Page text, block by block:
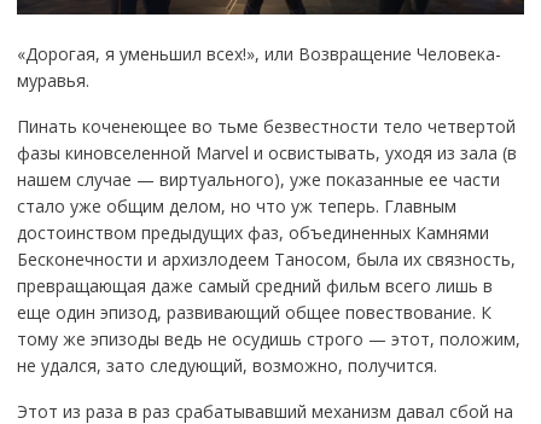
«Дорогая, я уменьшил всех!», или Возвращение Человека-
муравья.
Пинать коченеющее во тьме безвестности тело четвертой
фазы киновселенной Marvel и освистывать, уходя из зала (в
нашем случае — виртуального), уже показанные ее части
стало уже общим делом, но что уж теперь. Главным
достоинством предыдущих фаз, объединенных Камнями
Бесконечности и архизлодеем Таносом, была их связность,
превращающая даже самый средний фильм всего лишь в
еще один эпизод, развивающий общее повествование. К
тому же эпизоды ведь не осудишь строго — этот, положим,
не удался, зато следующий, возможно, получится.
Этот из раза в раз срабатывавший механизм давал сбой на